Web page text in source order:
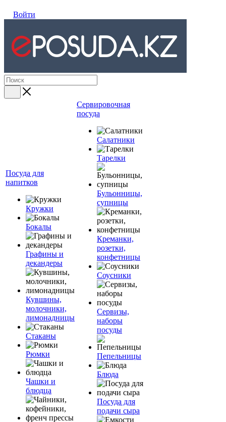
Войти
Посуда для
напитков
Кружки
Бокалы
Графины и
декандеры
Кувшины,
молочники,
лимонадницы
Стаканы
Рюмки
Чашки и
блюдца
Сервировочная
посуда
Салатники
Тарелки
Бульонницы,
супницы
Креманки,
розетки,
конфетницы
Соусники
Сервизы,
наборы
посуды
Пепельницы
Блюда
Посуда для
подачи сыра